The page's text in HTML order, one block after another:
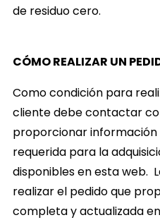
de residuo cero.
CÓMO REALIZAR UN
Como condición para
cliente debe contactar
proporcionar
requerida para la
disponibles en esta web.
realizar el pedido que
completa y actualizada